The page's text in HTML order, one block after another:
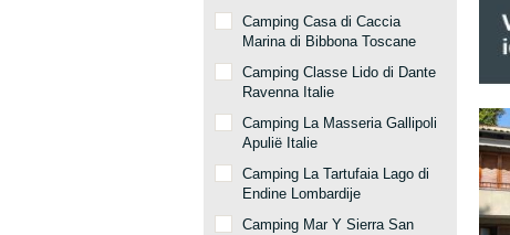
Camping Casa di Caccia
Marina di Bibbona Toscane
Camping Classe Lido di Dante
Ravenna Italie
Camping La Masseria Gallipoli
Apulië Italie
Camping La Tartufaia Lago di
Endine Lombardije
Camping Mar Y Sierra San